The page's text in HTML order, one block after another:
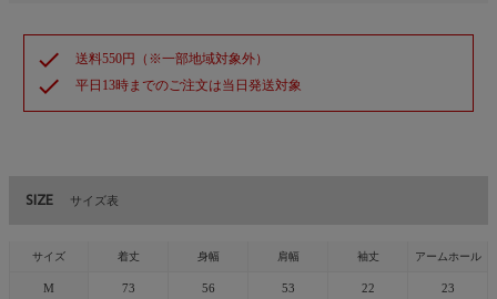
check 送料550円（※一部地域対象外）
check 平日13時までのご注文は当日発送対象
SIZE サイズ表
サイズ 着丈 身幅 肩幅 袖丈 アームホール
M 73 56 53 22 23